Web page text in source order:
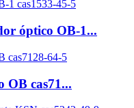
óptico OB-1...
OB cas71...